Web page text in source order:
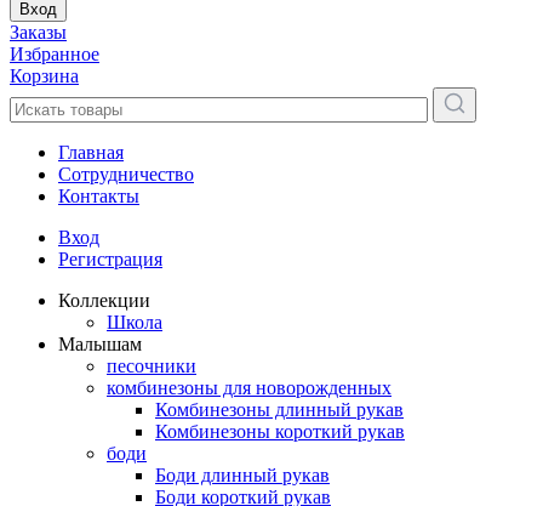
Вход
Заказы
Избранное
Корзина
Главная
Сотрудничество
Контакты
Вход
Регистрация
Коллекции
Школа
Малышам
песочники
комбинезоны для новорожденных
Комбинезоны длинный рукав
Комбинезоны короткий рукав
боди
Боди длинный рукав
Боди короткий рукав